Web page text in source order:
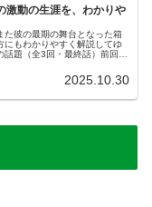
激動の生涯を、わかりや
た彼の最期の舞台となった箱
にもわかりやすく解説してゆ
題（全3回・最終話）前回の
2025.10.30